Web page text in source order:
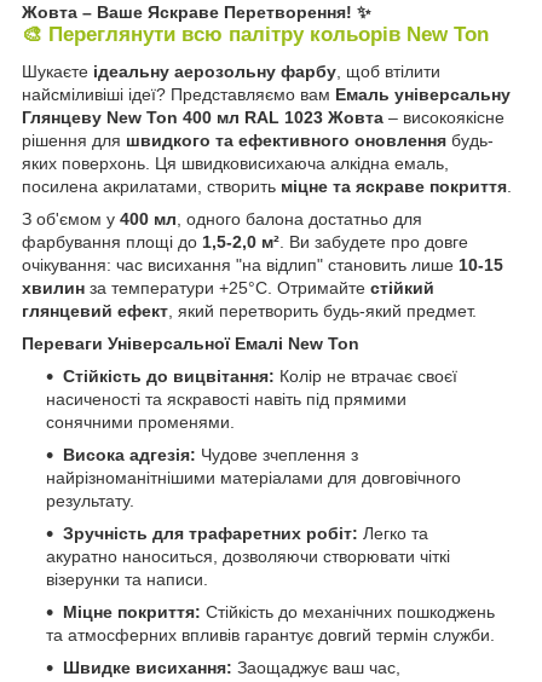
Жовта – Ваше Яскраве Перетворення! ✨
🎨 Переглянути всю палітру кольорів New Ton
Шукаєте ідеальну аерозольну фарбу , щоб втілити
найсміливіші ідеї? Представляємо вам Емаль універсальну
Глянцеву New Ton 400 мл RAL 1023 Жовта – високоякісне
рішення для швидкого та ефективного оновлення будь-
яких поверхонь. Ця швидковисихаюча алкідна емаль,
посилена акрилатами, створить міцне та яскраве покриття
З об'ємом у 400 мл , одного балона достатньо для
фарбування площі до 1,5-2,0 м² . Ви забудете про довге
очікування: час висихання "на відлип" становить лише 10-15
хвилин за температури +25°С. Отримайте стійкий
глянцевий ефект , який перетворить будь-який предмет.
Переваги Універсальної Емалі New Ton
Стійкість до вицвітання: Колір не втрачає своєї
насиченості та яскравості навіть під прямими
сонячними променями.
Висока адгезія: Чудове зчеплення з
найрізноманітнішими матеріалами для довговічного
результату.
Зручність для трафаретних робіт: Легко та
акуратно наноситься, дозволяючи створювати чіткі
візерунки та написи.
Міцне покриття: Стійкість до механічних пошкоджень
та атмосферних впливів гарантує довгий термін служби.
Швидке висихання: Заощаджує ваш час,